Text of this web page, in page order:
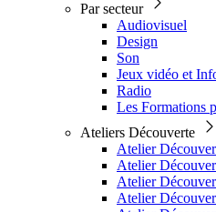
Par secteur
Audiovisuel
Design
Son
Jeux vidéo et
Radio
Les Formations
Ateliers Découverte
Atelier
Atelier
Atelier
Atelier